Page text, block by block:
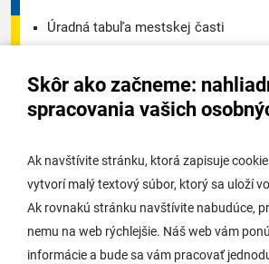
Skôr ako začneme:
spracovania vašich
Ak navštívite stránku, ktorá zapisuje
vytvorí malý textový súbor, ktorý sa uloží
Ak rovnakú stránku navštívite nabudúce,
nemu na web rýchlejšie. Náš web vám
informácie a bude sa vám pracovať
Úradná tabuľa mestskej časti
Úradná tabuľa stavebného úradu
Potrebujem vybaviť
Samospráva